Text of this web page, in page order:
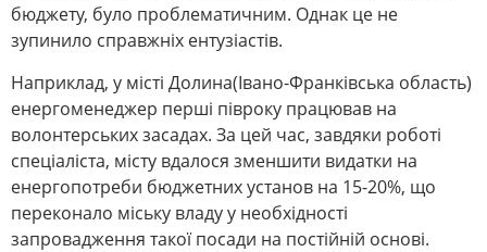
бюджету, було проблематичним. Однак це не
зупинило справжніх ентузіастів.
Наприклад, у місті Долина(Івано-Франківська область)
енергоменеджер перші півроку працював на
волонтерських засадах. За цей час, завдяки роботі
спеціаліста, місту вдалося зменшити видатки на
енергопотреби бюджетних установ на 15-20%, що
переконало міську владу у необхідності
запровадження такої посади на постійній основі.